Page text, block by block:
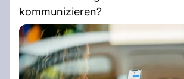
kommunizieren?